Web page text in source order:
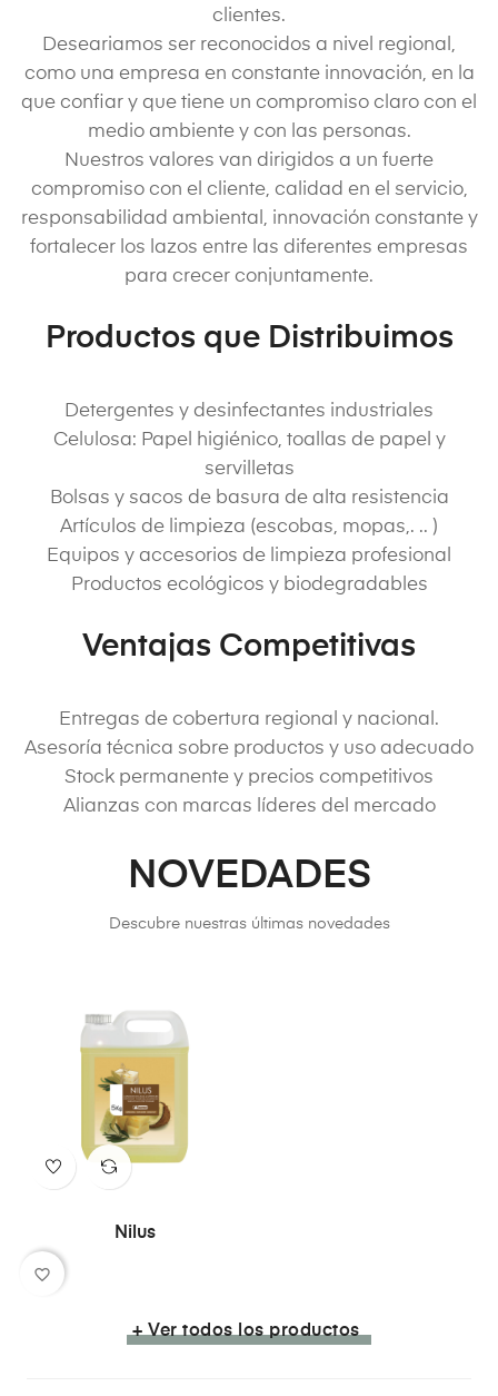
clientes.
Deseariamos ser reconocidos a nivel regional,
como una empresa en constante innovación, en la
que confiar y que tiene un compromiso claro con el
medio ambiente y con las personas.
Nuestros valores van dirigidos a un fuerte
compromiso con el cliente, calidad en el servicio,
responsabilidad ambiental, innovación constante y
fortalecer los lazos entre las diferentes empresas
para crecer conjuntamente.
Productos que Distribuimos
Detergentes y desinfectantes industriales
Celulosa: Papel higiénico, toallas de papel y
servilletas
Bolsas y sacos de basura de alta resistencia
Artículos de limpieza (escobas, mopas,. .. )
Equipos y accesorios de limpieza profesional
Productos ecológicos y biodegradables
Ventajas Competitivas
Entregas de cobertura regional y nacional.
Asesoría técnica sobre productos y uso adecuado
Stock permanente y precios competitivos
Alianzas con marcas líderes del mercado
NOVEDADES
Descubre nuestras últimas novedades
Nilus
favorite_border
+ Ver todos los productos